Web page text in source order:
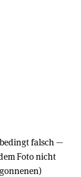
falsch —
Foto nicht